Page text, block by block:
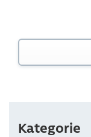
Kategorie